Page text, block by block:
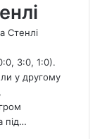
Стенлі
3:0, 1:0).
у другому
під…